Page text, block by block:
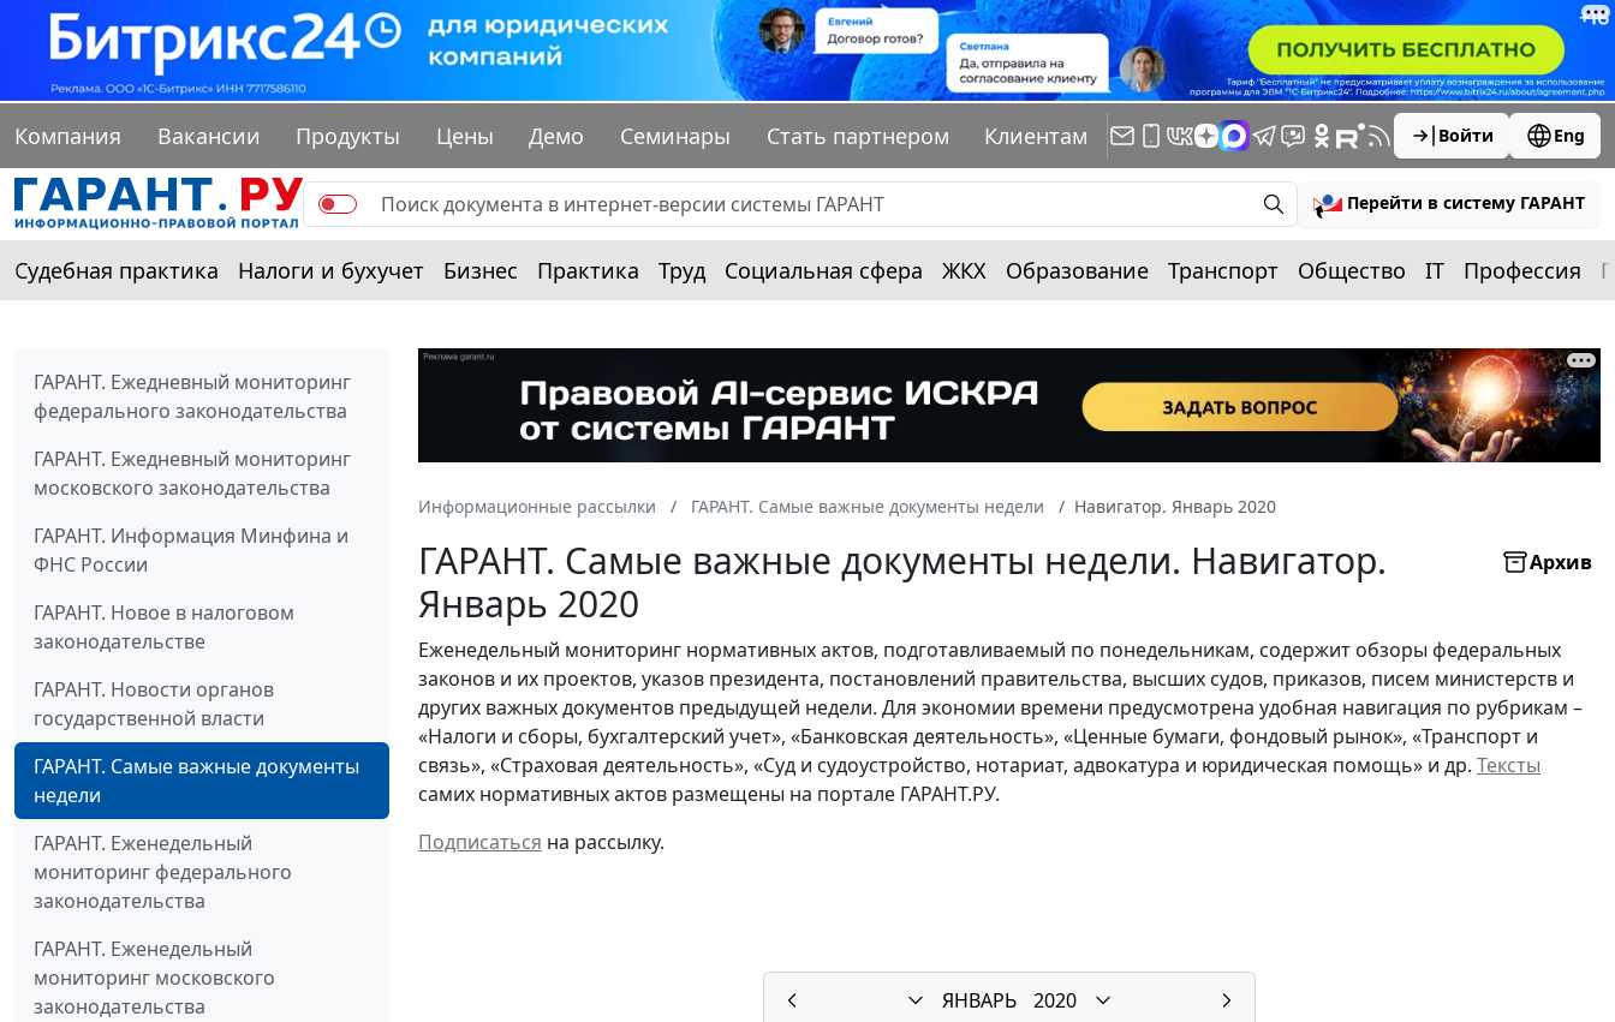
Компания Вакансии Продукты Цены Демо Семинары Стать партнером Клиентам Войти Eng
Перейти в систему ГАРАНТ
Судебная практика Налоги и бухучет Бизнес Практика Труд Социальная сфера ЖКХ Образование Транспорт Общество IT Профессия
ГАРАНТ. Ежедневный мониторинг
федерального законодательства
ГАРАНТ. Ежедневный мониторинг
московского законодательства
ГАРАНТ. Информация Минфина и
ФНС России
ГАРАНТ. Новое в налоговом
законодательстве
ГАРАНТ. Новости органов
государственной власти
ГАРАНТ. Самые важные документы
недели
ГАРАНТ. Еженедельный
мониторинг федерального
законодательства
ГАРАНТ. Еженедельный
мониторинг московского
законодательства
Информационные рассылки ГАРАНТ. Самые важные документы недели Навигатор. Январь 2020
ГАРАНТ. Самые важные документы недели. Навигатор.
Январь 2020
Архив
Еженедельный мониторинг нормативных актов, подготавливаемый по понедельникам, содержит обзоры федеральных
законов и их проектов, указов президента, постановлений правительства, высших судов, приказов, писем министерств и
других важных документов предыдущей недели. Для экономии времени предусмотрена удобная навигация по рубрикам –
«Налоги и сборы, бухгалтерский учет», «Банковская деятельность», «Ценные бумаги, фондовый рынок», «Транспорт и
связь», «Страховая деятельность», «Суд и судоустройство, нотариат, адвокатура и юридическая помощь» и др. Тексты
самих нормативных актов размещены на портале ГАРАНТ.РУ.
Подписаться на рассылку.
ЯНВАРЬ
2020